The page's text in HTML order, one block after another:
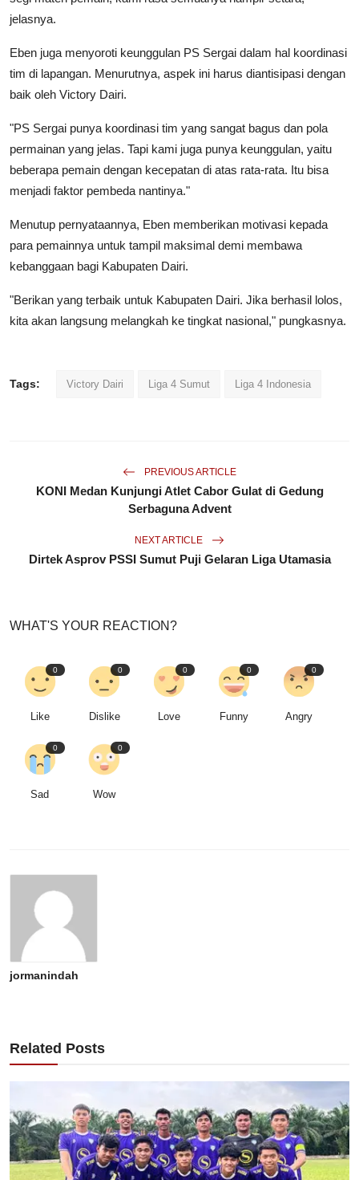
jelasnya.
Eben juga menyoroti keunggulan PS Sergai dalam hal koordinasi
tim di lapangan. Menurutnya, aspek ini harus diantisipasi dengan
baik oleh Victory Dairi.
"PS Sergai punya koordinasi tim yang sangat bagus dan pola
permainan yang jelas. Tapi kami juga punya keunggulan, yaitu
beberapa pemain dengan kecepatan di atas rata-rata. Itu bisa
menjadi faktor pembeda nantinya."
Menutup pernyataannya, Eben memberikan motivasi kepada
para pemainnya untuk tampil maksimal demi membawa
kebanggaan bagi Kabupaten Dairi.
"Berikan yang terbaik untuk Kabupaten Dairi. Jika berhasil lolos,
kita akan langsung melangkah ke tingkat nasional," pungkasnya.
Tags: Victory Dairi Liga 4 Sumut Liga 4 Indonesia
PREVIOUS ARTICLE
KONI Medan Kunjungi Atlet Cabor Gulat di Gedung
Serbaguna Advent
NEXT ARTICLE
Dirtek Asprov PSSI Sumut Puji Gelaran Liga Utamasia
WHAT'S YOUR REACTION?
0
Like
0
Dislike
0
Love
0
Funny
0
Angry
0
Sad
0
Wow
jormanindah
Related Posts